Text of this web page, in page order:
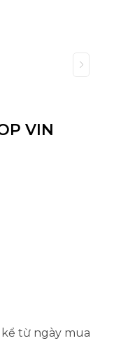
VIN
từ ngày mua